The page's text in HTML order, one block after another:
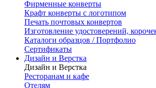
Фирменные конверты
Крафт конверты с логотипом
Печать почтовых конвертов
Изготовление удостоверений,
Каталоги образцов / Портфолио
Сертификаты
Дизайн и Верстка
Дизайн и Верстка
Ресторанам и кафе
Отелям